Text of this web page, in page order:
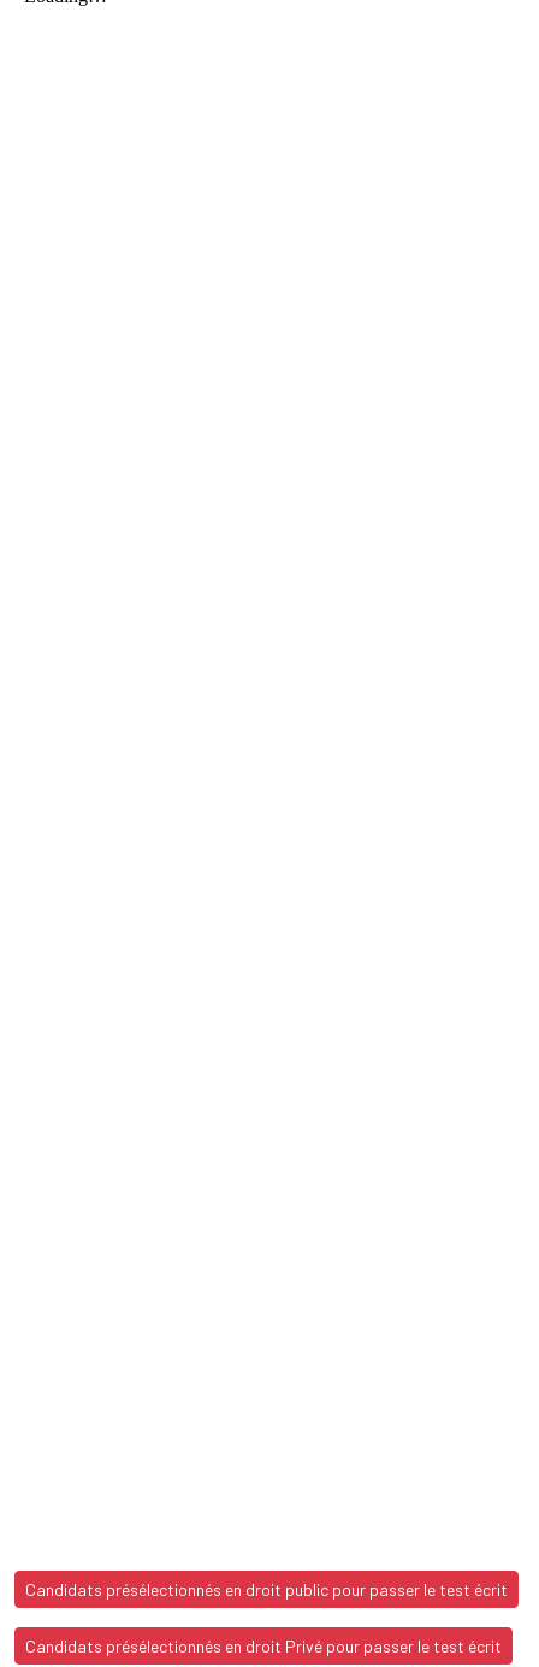
Candidats présélectionnés en droit public pour passer le test écrit
Candidats présélectionnés en droit Privé pour passer le test écrit